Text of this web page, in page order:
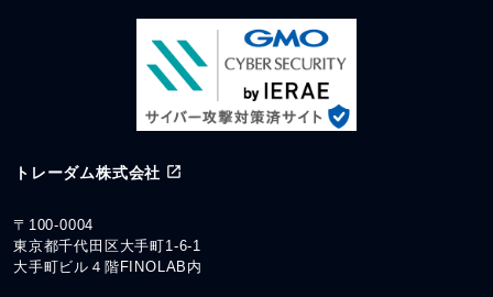
トレーダム株式会社
〒100-0004
東京都千代田区大手町1-6-1
大手町ビル４階FINOLAB内